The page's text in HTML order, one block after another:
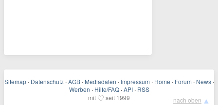
Sitemap · Datenschutz · AGB · Mediadaten · Impressum · Home · Forum · News ·
Werben · Hilfe/FAQ · API · RSS
mit ♡ seit 1999 nach oben ▲